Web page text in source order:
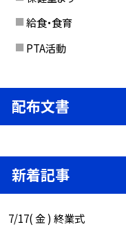
給食・食育
PTA活動
配布文書
新着記事
7/17( 金 ) 終業式